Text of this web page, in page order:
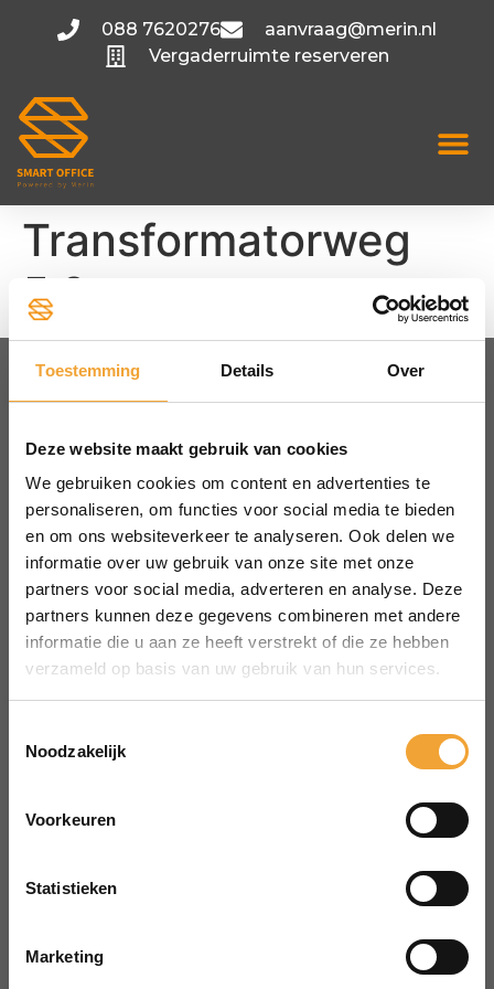
Toestemming Details Over
Deze website maakt gebruik van cookies
We gebruiken cookies om content en advertenties te
personaliseren, om functies voor social media te bieden
en om ons websiteverkeer te analyseren. Ook delen we
informatie over uw gebruik van onze site met onze
partners voor social media, adverteren en analyse. Deze
partners kunnen deze gegevens combineren met andere
informatie die u aan ze heeft verstrekt of die ze hebben
verzameld op basis van uw gebruik van hun services.
Noodzakelijk
Voorkeuren
Statistieken
Marketing
088 7620276
aanvraag@merin.nl
Vergaderruimte reserveren
Transformatorweg
5.3
Amsterdam
Utrecht
Hoofddorp
Bekijk alle locaties
MENU
Over Smart Office
Hoe het werkt
Veelgestelde vragen
Reserveren vergaderruimte
aanvraag@merin.nl
LinkedIn
Zuiderhof II
1081 KM Amsterdam